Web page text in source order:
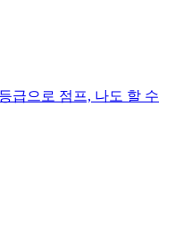
급으로 점프, 나도 할 수